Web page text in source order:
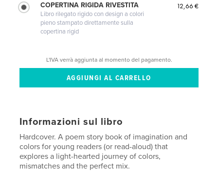
COPERTINA RIGIDA RIVESTITA
Libro rilegato rigido con design a colori
pieno stampato direttamente sulla
copertina rigid
12,66 €
L'IVA verrà aggiunta al momento del pagamento.
Informazioni sul libro
Hardcover. A poem story book of imagination and
colors for young readers (or read-aloud) that
explores a light-hearted journey of colors,
mismatches and the perfect mix.